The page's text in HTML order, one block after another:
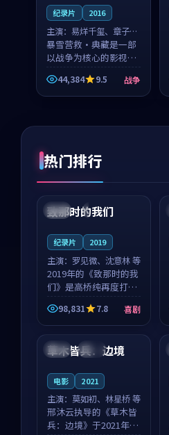
纪录片 2016
主演： 易烊千玺、章子怡
等
暴雪营救·典藏是一部
以战争为核心的影视作
品，围绕危机、反转与
人物成长展开，整体节
奏紧凑，值得推荐观
44,384 9.5 战争
热门排行
中国 4K
99:22
致那时的我们
纪录片 2019
主演： 罗见微、沈意林 等
2019年的《致那时的我
们》是高桥纯再度打磨
的喜剧佳作。中国大陆
的取景与都市寓言的氛
围相互成就，罗见微与
沈意林的对手戏自然克
制，让整部影片在悬
98,831 7.8 喜剧
泰国 独播
草木皆兵：边境
电影 2021
主演： 莫如初、林星桥 等
邢沐云执导的《草木皆
兵：边境》于2021年面